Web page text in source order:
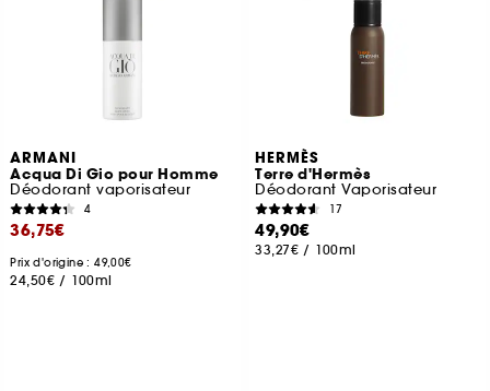
ARMANI
Acqua Di Gio pour Homme
Déodorant vaporisateur
4
36,75€
Prix d'origine : 49,00€
24,50€ / 100ml
HERMÈS
Terre d'Hermès
Déodorant Vaporisateur
17
49,90€
33,27€ / 100ml